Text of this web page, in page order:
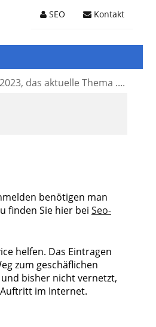
SEO Kontakt
das aktuelle Thema ....
benötigen man
finden Sie hier bei Seo-
helfen. Das Eintragen
zum geschäflichen
bisher nicht vernetzt,
im Internet.